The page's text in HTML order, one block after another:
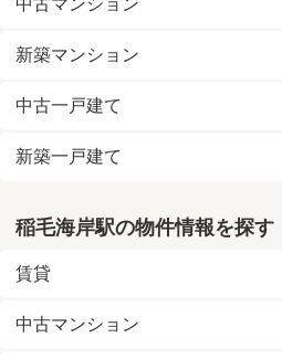
中古マンション
新築マンション
中古一戸建て
新築一戸建て
稲毛海岸駅の物件情報を探す
賃貸
中古マンション